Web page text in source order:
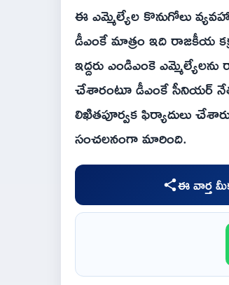
ఈ ఎమ్మెల్యేల కొనుగోలు
డీఎంకే మాత్రం ఇది రాజకీయ
ఇద్దరు ఎండిఎంకె
చేశారంటూ డీఎంకే సీనియర్
లిఖితపూర్వక ఫిర్యాదులు
సంచలనంగా మారింది.
ఈ వార్త